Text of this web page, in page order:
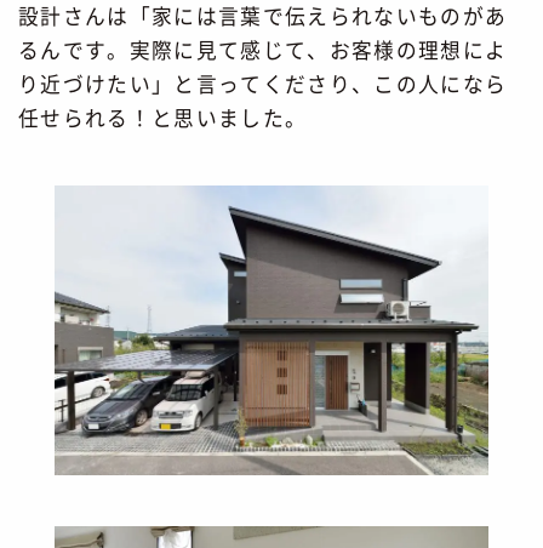
設計さんは「家には言葉で伝えられないものがあ
るんです。実際に見て感じて、お客様の理想によ
り近づけたい」と言ってくださり、この人になら
任せられる！と思いました。